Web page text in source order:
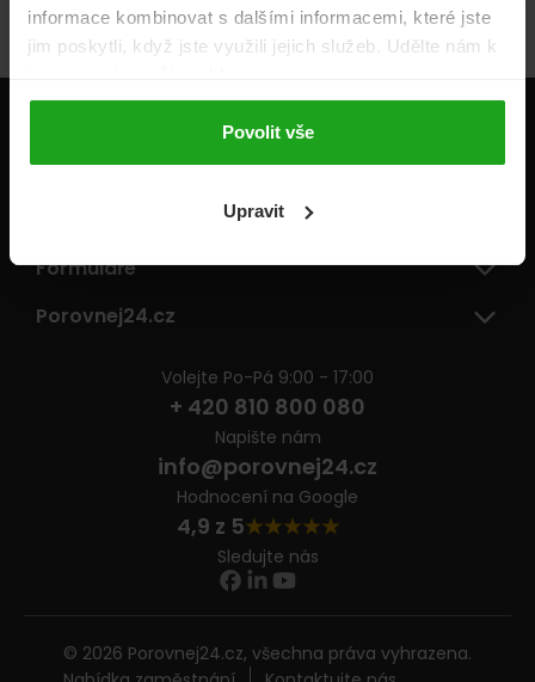
informace kombinovat s dalšími informacemi, které jste
jim poskytli, když jste využili jejich služeb. Udělte nám k
Povolit vše
Upravit
Pojišťovny
Formuláře
Porovnej24.cz
Volejte Po-Pá 9:00 - 17:00
+ 420 810 800 080
Napište nám
info@porovnej24.cz
Hodnocení na Google
4,9 z 5
Sledujte nás
© 2026 Porovnej24.cz, všechna práva vyhrazena.